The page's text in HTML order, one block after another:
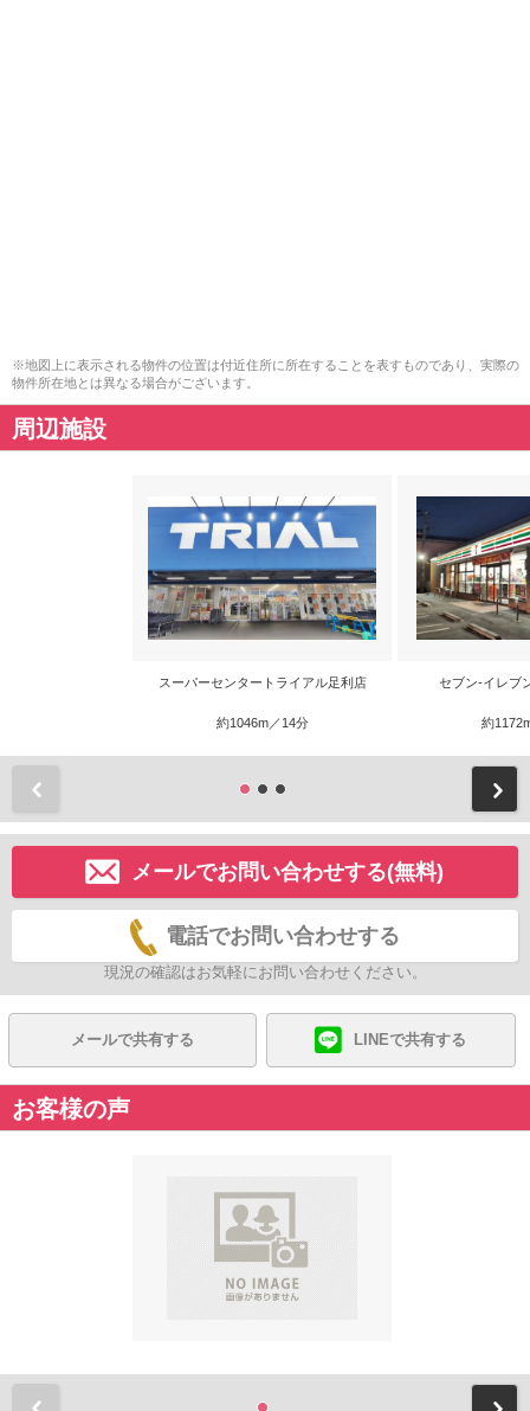
※地図上に表示される物件の位置は付近住所に所在することを表すものであり、実際の
物件所在地とは異なる場合がございます。
周辺施設
スーパーセンタートライアル足利店
約1046m／14分
セブン-イレブ
約
メールでお問い合わせする(無料)
電話でお問い合わせする
現況の確認はお気軽にお問い合わせください。
メールで共有する LINEで共有する
お客様の声